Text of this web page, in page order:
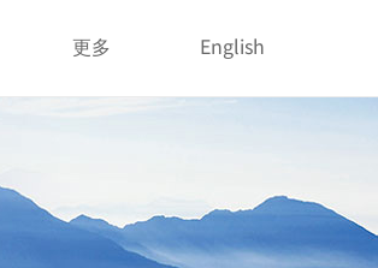
更多 English